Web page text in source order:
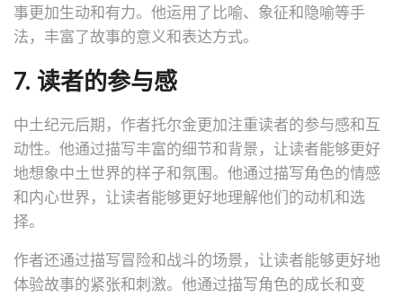
事更加生动和有力。他运用了比喻、象征和隐喻等手
法，丰富了故事的意义和表达方式。
7. 读者的参与感
中土纪元后期，作者托尔金更加注重读者的参与感和互
动性。他通过描写丰富的细节和背景，让读者能够更好
地想象中土世界的样子和氛围。他通过描写角色的情感
和内心世界，让读者能够更好地理解他们的动机和选
择。
作者还通过描写冒险和战斗的场景，让读者能够更好地
体验故事的紧张和刺激。他通过描写角色的成长和变